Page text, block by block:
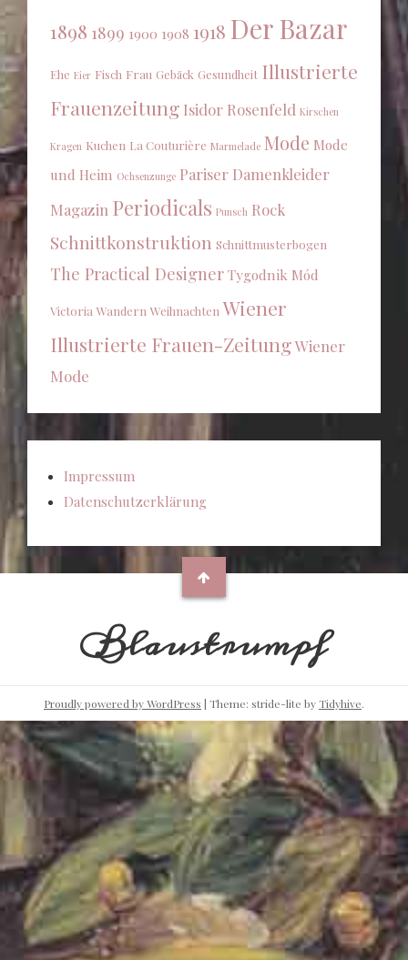
1898 1899 1900 1908 1918 Der Bazar
Ehe Eier Fisch Frau Gebäck Gesundheit Illustrierte
Frauenzeitung Isidor Rosenfeld Kirschen
Kragen Kuchen La Couturière Marmelade Mode Mode
und Heim Ochsenzunge Pariser Damenkleider
Magazin Periodicals Punsch Rock
Schnittkonstruktion Schnittmusterbogen
The Practical Designer Tygodnik Mód
Victoria Wandern Weihnachten Wiener
Illustrierte Frauen-ZeitungWiener
Mode
Impressum
Datenschutzerklärung
Blaustrumpf
Proudly powered by WordPress | Theme: stride-lite byTidyhive.